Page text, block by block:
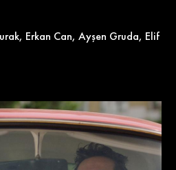
Erkan Can, Ayşen Gruda, Elif